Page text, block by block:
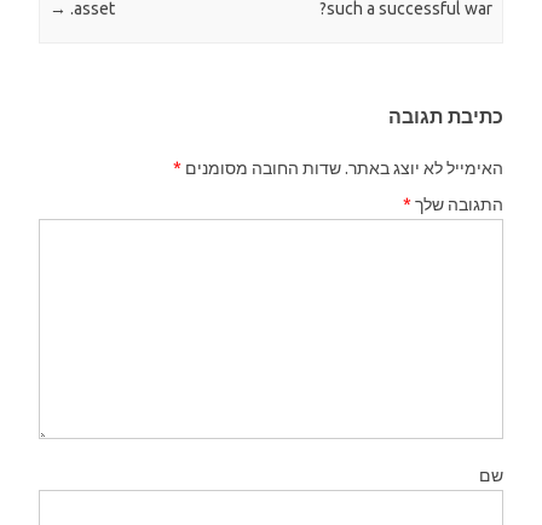
such a successful war?
asset.
→
כתיבת תגובה
האימייל לא יוצג באתר.שדות החובה מסומנים *
התגובה שלך *
שם